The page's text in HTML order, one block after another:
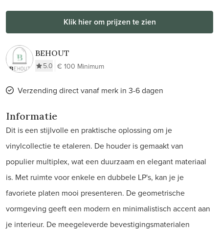
Klik hier om prijzen te zien
BEHOUT
5.0 € 100 Minimum
Verzending direct vanaf merk in 3-6 dagen
Informatie
Dit is een stijlvolle en praktische oplossing om je
vinylcollectie te etaleren. De houder is gemaakt van
populier multiplex, wat een duurzaam en elegant materiaal
is. Met ruimte voor enkele en dubbele LP's, kan je je
favoriete platen mooi presenteren. De geometrische
vormgeving geeft een modern en minimalistisch accent aan
je interieur. De meegeleverde bevestigingsmaterialen